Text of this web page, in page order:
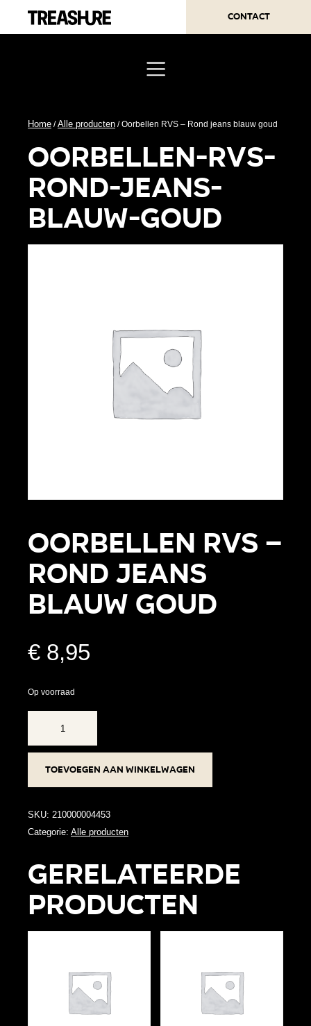
Contact
Home /Alle producten / Oorbellen RVS – Rond jeans blauw goud
oorbellen-rvs-
rond-jeans-
blauw-goud
Oorbellen RVS –
Rond jeans
blauw goud
€ 8,95
Op voorraad
-
Rond
jeans
aantal
Toevoegen aan winkelwagen
SKU: 210000004453
Categorie: Alle producten
Gerelateerde
producten